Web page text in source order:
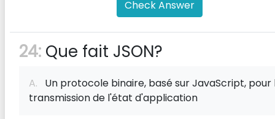
Check Answer
24: Que fait JSON?
A. Un protocole binaire, basé sur JavaScript, pour
transmission de l'état d'application